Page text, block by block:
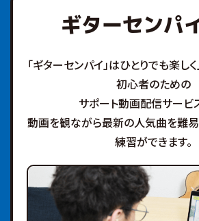
ギターセンパ
「ギターセンパイ」はひとりでも楽し
初心者のための
サポート動画配信サービ
動画を観ながら最新の人気曲を難
練習ができます。